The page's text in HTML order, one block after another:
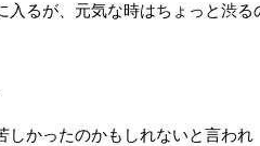
入るが、元気な時はちょっと渋る
しかったのかもしれないと言われ